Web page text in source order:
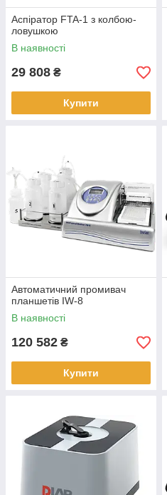
Аспіратор FTA-1 з колбою-
ловушкою
В наявності
29 808 ₴
Купити
Автоматичний промивач
планшетів IW-8
В наявності
120 582 ₴
Купити